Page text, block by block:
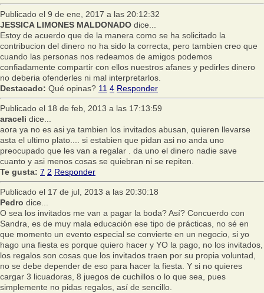
Publicado el 9 de ene, 2017 a las 20:12:32
JESSICA LIMONES MALDONADO dice...
Estoy de acuerdo que de la manera como se ha solicitado la
contribucion del dinero no ha sido la correcta, pero tambien creo que
cuando las personas nos redeamos de amigos podemos
confiadamente compartir con ellos nuestros afanes y pedirles dinero
no deberia ofenderles ni mal interpretarlos.
Destacado: Qué opinas? 11 4 Responder
Publicado el 18 de feb, 2013 a las 17:13:59
araceli dice...
aora ya no es asi ya tambien los invitados abusan, quieren llevarse
asta el ultimo plato.... si estabien que pidan asi no anda uno
preocupado que les van a regalar . da uno el dinero nadie save
cuanto y asi menos cosas se quiebran ni se repiten.
Te gusta: 7 2 Responder
Publicado el 17 de jul, 2013 a las 20:30:18
Pedro dice...
O sea los invitados me van a pagar la boda? Así? Concuerdo con
Sandra, es de muy mala educación ese tipo de prácticas, no sé en
que momento un evento especial se convierte en un negocio, si yo
hago una fiesta es porque quiero hacer y YO la pago, no los invitados,
los regalos son cosas que los invitados traen por su propia voluntad,
no se debe depender de eso para hacer la fiesta. Y si no quieres
cargar 3 licuadoras, 8 juegos de cuchillos o lo que sea, pues
simplemente no pidas regalos, así de sencillo.